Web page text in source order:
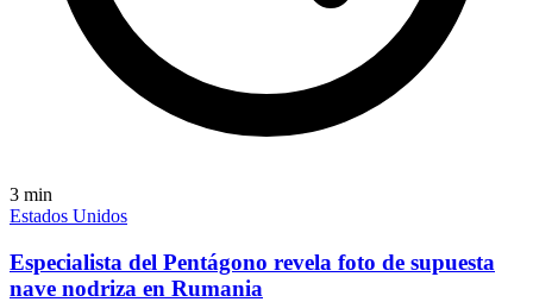
3 min
Estados Unidos
Especialista del Pentágono revela foto de supuesta
nave nodriza en Rumania